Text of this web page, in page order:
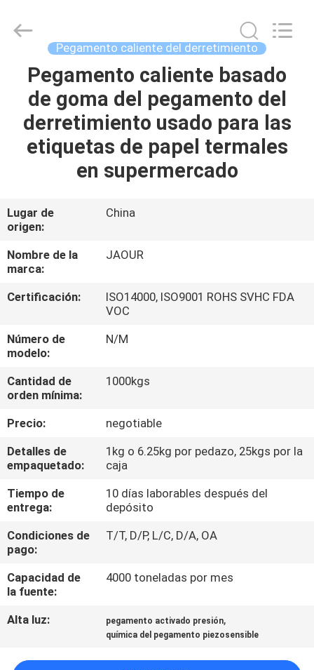
HOGAR
PRODUCTOS
SOBRE
VISITA
A
LA
FÁBRICA
CONTROL
DE
CALIDAD
CONTACTA
CON
NOSOTROS
NOTICIAS
CASOS
SOLICITAR
Jaour
Adhesive
Reserved.
Pegamento caliente del derretimiento
Pegamento caliente basado
de goma del pegamento del
derretimiento usado para las
etiquetas de papel termales
en supermercado
Lugar de
origen:
China
Nombre de la
marca:
JAOUR
Certificación:
ISO14000, ISO9001 ROHS SVHC FDA
VOC
Número de
modelo:
N/M
Cantidad de
orden mínima:
1000kgs
Precio:
negotiable
Detalles de
empaquetado:
1kg o 6.25kg por pedazo, 25kgs por la
caja
Tiempo de
entrega:
10 días laborables después del
depósito
Condiciones de
pago:
T/T, D/P, L/C, D/A, OA
Capacidad de
la fuente:
4000 toneladas por mes
Alta luz: pegamento activado presión,
química del pegamento piezosensible